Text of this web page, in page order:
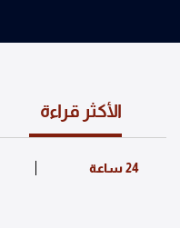
الأكثر قراءة